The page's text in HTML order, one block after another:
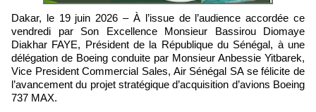
Dakar, le 19 juin 2026 – À l’issue de l’audience accordée ce
vendredi par Son Excellence Monsieur Bassirou Diomaye
Diakhar FAYE, Président de la République du Sénégal, à une
délégation de Boeing conduite par Monsieur Anbessie Yitbarek,
Vice President Commercial Sales, Air Sénégal SA se félicite de
l’avancement du projet stratégique d’acquisition d’avions Boeing
737 MAX.